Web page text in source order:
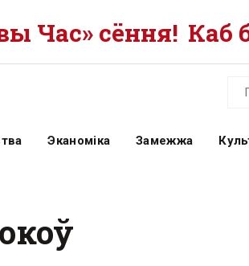
Час» сёння! Каб
Эканоміка Замежжа